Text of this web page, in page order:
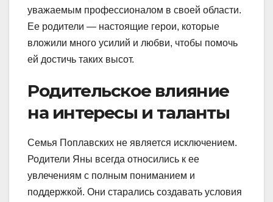
уважаемым профессионалом в своей области.
Ее родители — настоящие герои, которые
вложили много усилий и любви, чтобы помочь
ей достичь таких высот.
Родительское влияние
на интересы и таланты
Семья Поплавских не является исключением.
Родители Яны всегда относились к ее
увлечениям с полным пониманием и
поддержкой. Они старались создавать условия